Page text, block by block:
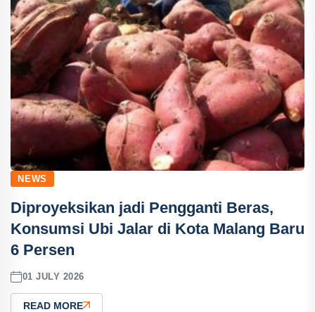
NEWS
Diproyeksikan jadi Pengganti Beras,
Konsumsi Ubi Jalar di Kota Malang Baru
6 Persen
01 JULY 2026
READ MORE